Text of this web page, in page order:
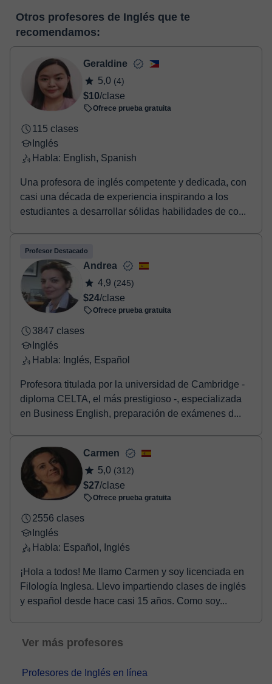
pizarra virtual o el editor de textos a tiempo real. En el siguiente
enlace puedes ver una demo del aula y conocerla:
virtual
horas, podrás realizar el pago mediante nuestro TPV virtual.
Tienes dos opciones para efectuar el pago:
- Tarjeta de crédito.
Una vez realices el pago de la clase, recibirás un email de
confirmación de la reserva.
Otros profesores de Inglés que te
recomendamos:
Geraldine
5,0 (4)
$10/clase
Ofrece prueba gratuita
115 clases
Inglés
Habla: English, Spanish
Una profesora de inglés competente y dedicada, con
casi una década de experiencia inspirando a los
estudiantes a desarrollar sólidas habilidades de co...
Profesor Destacado
Andrea
4,9 (245)
$24/clase
Ofrece prueba gratuita
3847 clases
Inglés
Habla: Inglés, Español
Profesora titulada por la universidad de Cambridge -
diploma CELTA, el más prestigioso -, especializada
en Business English, preparación de exámenes d...
Carmen
5,0 (312)
$27/clase
Ofrece prueba gratuita
2556 clases
Inglés
Habla: Español, Inglés
¡Hola a todos! Me llamo Carmen y soy licenciada en
Filología Inglesa. Llevo impartiendo clases de inglés
y español desde hace casi 15 años. Como soy...
Ver más profesores
Profesores de Inglés en línea